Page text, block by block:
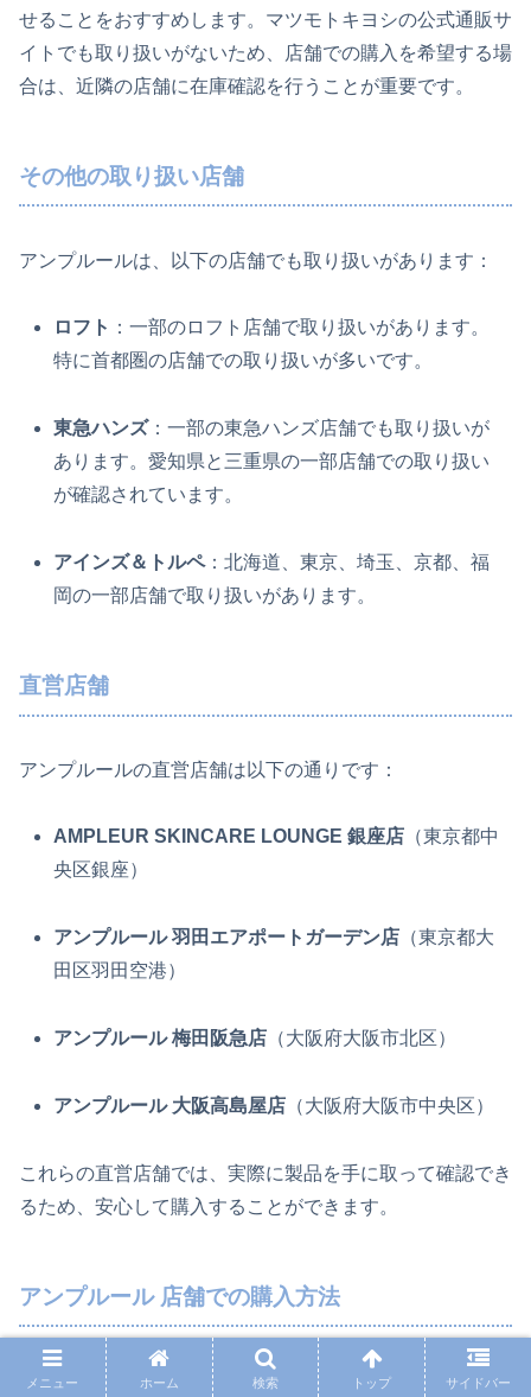
せることをおすすめします。マツモトキヨシの公式通販サ
イトでも取り扱いがないため、店舗での購入を希望する場
合は、近隣の店舗に在庫確認を行うことが重要です。
その他の取り扱い店舗
アンプルールは、以下の店舗でも取り扱いがあります：
ロフト ：一部のロフト店舗で取り扱いがあります。
特に首都圏の店舗での取り扱いが多いです。
東急ハンズ：一部の東急ハンズ店舗でも取り扱いが
あります。愛知県と三重県の一部店舗での取り扱い
が確認されています。
アインズ＆トルペ：北海道、東京、埼玉、京都、福
岡の一部店舗で取り扱いがあります。
直営店舗
アンプルールの直営店舗は以下の通りです：
AMPLEUR SKINCARE LOUNGE 銀座店 （東京都中
央区銀座）
アンプルール 羽田エアポートガーデン店 （東京都大
田区羽田空港）
アンプルール 梅田阪急店 （大阪府大阪市北区）
アンプルール 大阪高島屋店 （大阪府大阪市中央区）
これらの直営店舗では、実際に製品を手に取って確認でき
るため、安心して購入することができます。
アンプルール 店舗での購入方法
アンプルールは、百貨店や直営店でも購入することができ
メニュー ホーム 検索 トップ サイドバー